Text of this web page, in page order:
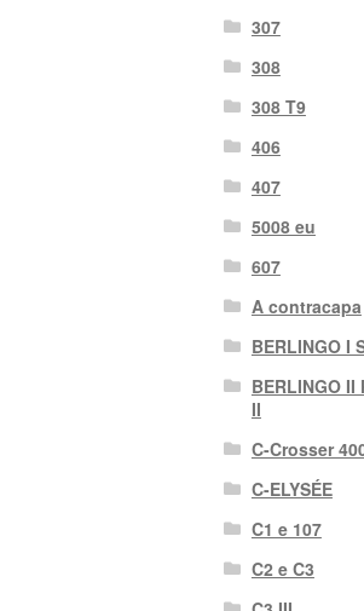
307
308
308 T9
406
407
5008 eu
607
A contracapa
BERLINGO I
BERLINGO II
II
C-Crosser
C-ELYSÉE
C1 e 107
C2 e C3